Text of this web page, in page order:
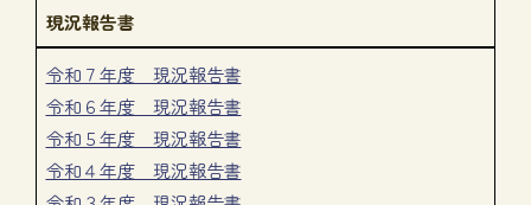
現況報告書
令和７年度 現況報告書
令和６年度 現況報告書
令和５年度 現況報告書
令和４年度 現況報告書